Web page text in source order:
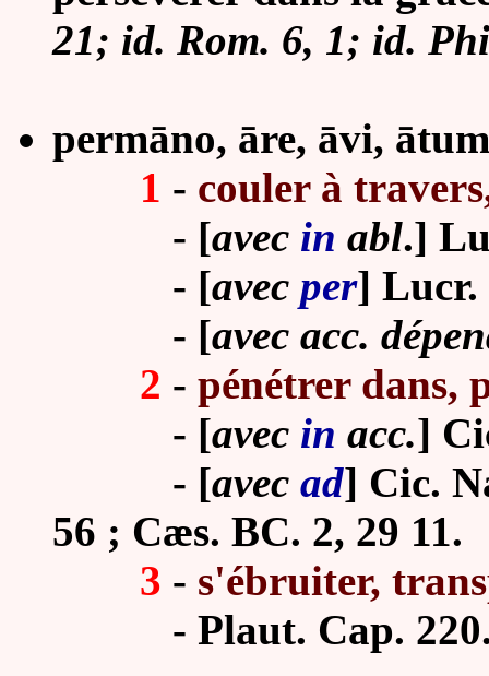
21; id. Rom. 6, 1; id.
permāno, āre, āvi,
1 - couler à
- [avec in abl.]
- [avec per] Lucr.
- [avec acc.
2 - pénétrer dans,
- [avec in acc.]
- [avec ad] Cic.
56 ; Cæs. BC. 2, 29 11.
3 - s'ébruiter,
- Plaut. Cap.